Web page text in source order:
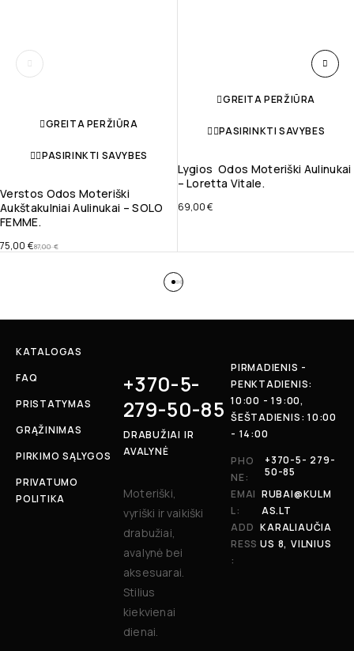
GREITA PERŽIŪRA
PASIRINKTI SAVYBES
Verstos Odos Moteriški
Aukštakulniai Aulinukai – SOLO
FEMME.
87,00€
75,00 €
GREITA PERŽIŪRA
PASIRINKTI SAVYBES
Lygios Odos Moteriški Aulinukai
– Loretta Vitale.
69,00€
KATALOGAS
FAQ
PRISTATYMAS
GRĄŽINIMAS
PIRKIMO SĄLYGOS
PRIVATUMO
POLITIKA
+370-5-
279-50-85
DRABUŽIAI IR
AVALYNĖ
Moteriški,
vyriški ir vaikiški
drabužiai,
avalynė bei
aksesuarai.
Stilius
kiekvienai
dienai.
PIRMADIENIS -
PENKTADIENIS:
10:00 - 19:00,
ŠEŠTADIENIS: 10:00
- 14:00
PHO
NE:
+370-5- 279-
50-85
EMAI
L:
RUBAI@KULM
AS.LT
ADD
RESS
:
KARALIAUČIA
US 8, VILNIUS